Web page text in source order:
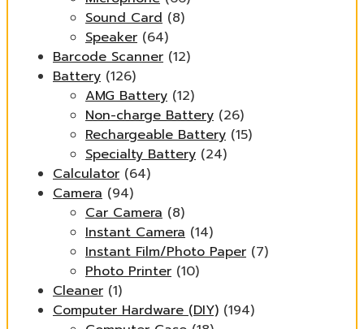
Sound Card (8)
Speaker (64)
Barcode Scanner (12)
Battery (126)
AMG Battery (12)
Non-charge Battery (26)
Rechargeable Battery (15)
Specialty Battery (24)
Calculator (64)
Camera (94)
Car Camera (8)
Instant Camera (14)
Instant Film/Photo Paper (7)
Photo Printer (10)
Cleaner (1)
Computer Hardware (DIY) (194)